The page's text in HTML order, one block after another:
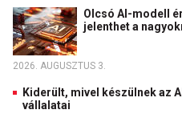
Olcsó AI-modell
jelenthet a
2026. AUGUSZTUS 3.
Kiderült, mivel készülnek az
vállalatai